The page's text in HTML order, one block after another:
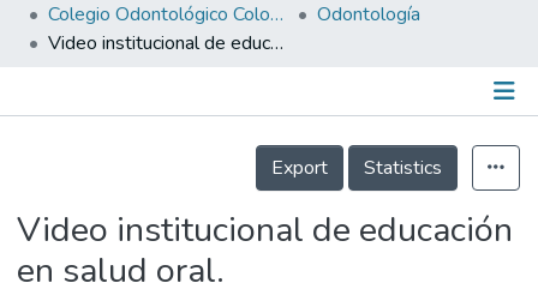
Research Outputs
People
Colegio Odontológico Colombiano
Odontología
Video institucional de educación en salud oral.
Información de la Publicación
Export
Statistics
Video institucional de educación
en salud oral.